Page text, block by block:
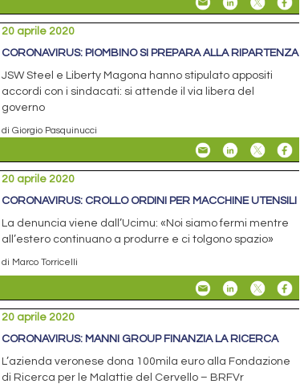
20 aprile 2020
CORONAVIRUS: PIOMBINO SI PREPARA ALLA RIPARTENZA
JSW Steel e Liberty Magona hanno stipulato appositi
accordi con i sindacati: si attende il via libera del
governo
di Giorgio Pasquinucci
20 aprile 2020
CORONAVIRUS: CROLLO ORDINI PER MACCHINE UTENSILI
La denuncia viene dall’Ucimu: «Noi siamo fermi mentre
all’estero continuano a produrre e ci tolgono spazio»
di Marco Torricelli
20 aprile 2020
CORONAVIRUS: MANNI GROUP FINANZIA LA RICERCA
L’azienda veronese dona 100mila euro alla Fondazione
di Ricerca per le Malattie del Cervello – BRFVr